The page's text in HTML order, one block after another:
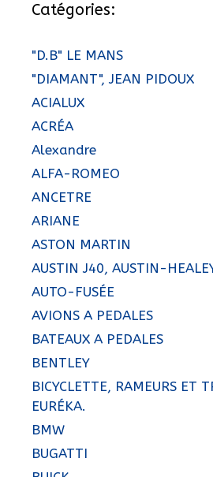
Catégories:
"D.B" LE MANS
"DIAMANT", JEAN PIDOUX
ACIALUX
ACRÉA
Alexandre
ALFA-ROMEO
ANCETRE
ARIANE
ASTON MARTIN
AUSTIN J40, AUSTIN-
AUTO-FUSÉE
AVIONS A PEDALES
BATEAUX A PEDALES
BENTLEY
BICYCLETTE, RAMEURS ET
EURÉKA.
BMW
BUGATTI